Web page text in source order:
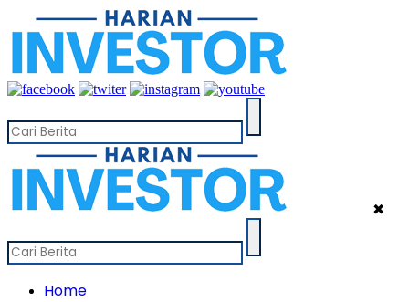
✖
Home